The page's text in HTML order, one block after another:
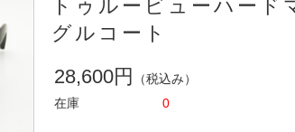
トゥルービューハード
グルコート
28,600円
（税込み）
在庫
0